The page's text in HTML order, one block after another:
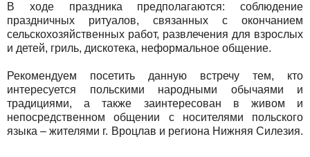
В ходе праздника предполагаются: соблюдение
праздничных ритуалов, связанных с окончанием
сельскохозяйственных работ, развлечения для взрослых
и детей, гриль, дискотека, неформальное общение.
Рекомендуем посетить данную встречу тем, кто
интересуется польскими народными обычаями и
традициями, а также заинтересован в живом и
непосредственном общении с носителями польского
языка – жителями г. Вроцлав и региона Нижняя Силезия.